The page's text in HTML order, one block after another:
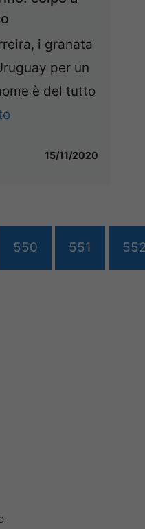
i granata
per un
è del tutto
15/11/2020
550 551